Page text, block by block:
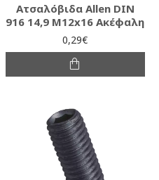
Ατσαλόβιδα Allen DIN
916 14,9 M12x16 Ακέφαλη
0,29€